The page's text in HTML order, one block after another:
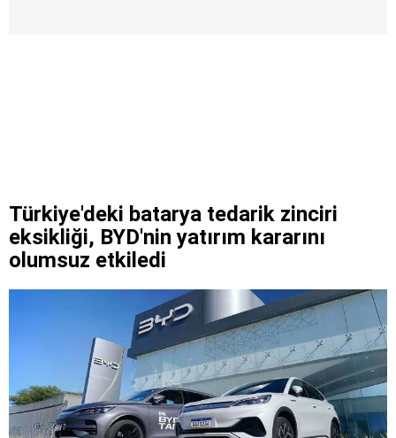
Türkiye'deki batarya tedarik zinciri
eksikliği, BYD'nin yatırım kararını
olumsuz etkiledi